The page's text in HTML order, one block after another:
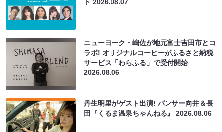
ト2026.08.07
ニューヨーク・嶋佐が地元富士吉田市とコ
ラボ! オリジナルコーヒーがふるさと納税
サービス「わらふる」で受付開始
2026.08.06
丹生明里がゲスト出演! パンサー向井＆長
田『くるま温泉ちゃんねる』2026.08.06